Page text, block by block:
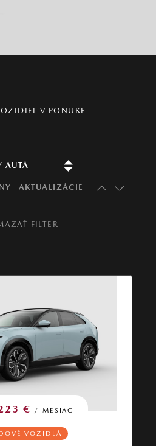
V PONUKE
AKTUALIZÁCIE
FILTER
€ / MESIAC
VOZIDLÁ